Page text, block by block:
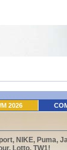
2026
NIKE, Puma,
Lotto, TW1!